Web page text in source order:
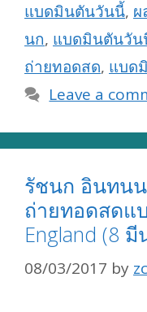
แบดมินตันวันนี้,
นก, แบดมินตันวั
ถ่ายทอดสด, แบด
Leave a
รัชนก อินทนน
ถ่ายทอดสดแ
England (8
08/03/2017 by